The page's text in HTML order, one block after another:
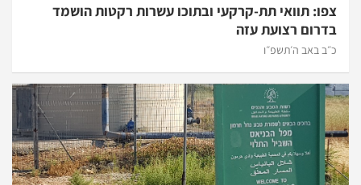
צפו: תוואי תת-קרקעי ובתוכו עשרות רקטות הושמד
בדרום רצועת עזה
כ״ב באב ה׳תשפ״ו